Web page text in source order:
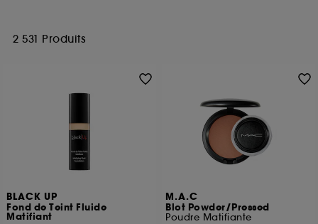
2 531 Produits
BLACK UP
Fond de Teint Fluide
Matifiant
M.A.C
Blot Powder/Pressed
Poudre Matifiante